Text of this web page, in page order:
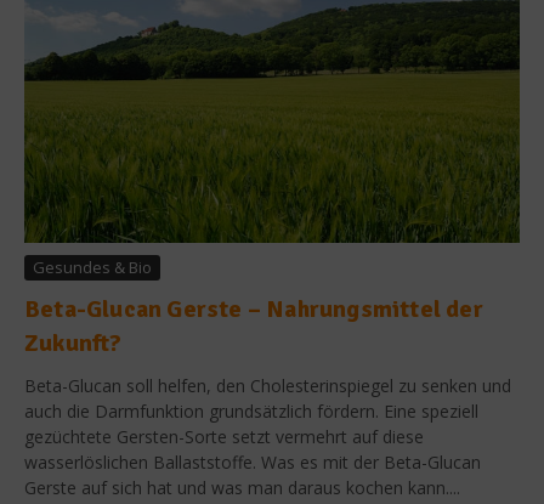
Gesundes & Bio
Beta-Glucan Gerste – Nahrungsmittel der
Zukunft?
Beta-Glucan soll helfen, den Cholesterinspiegel zu senken und
auch die Darmfunktion grundsätzlich fördern. Eine speziell
gezüchtete Gersten-Sorte setzt vermehrt auf diese
wasserlöslichen Ballaststoffe. Was es mit der Beta-Glucan
Gerste auf sich hat und was man daraus kochen kann....